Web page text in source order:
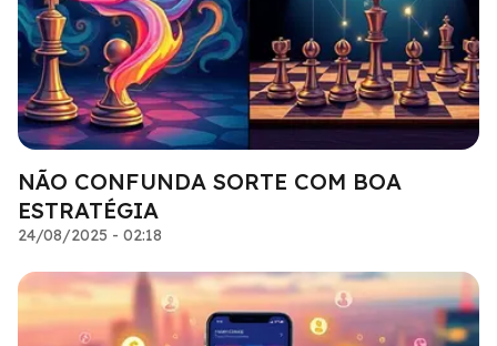
NÃO CONFUNDA SORTE COM BOA
ESTRATÉGIA
24/08/2025 - 02:18